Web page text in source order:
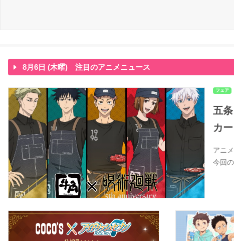
8月6日 (木曜) 注目のアニメニュース
フェア
五
カ
アニ
今回